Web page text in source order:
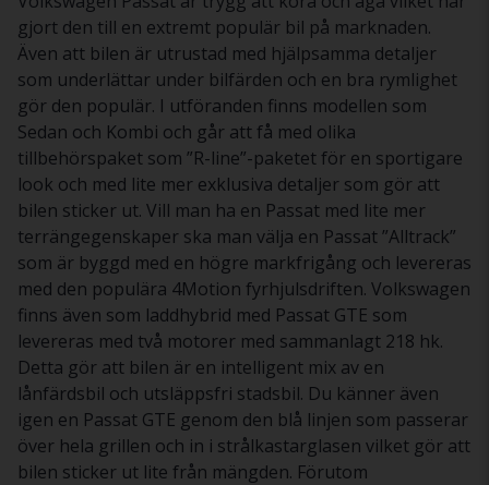
gjort den till en extremt populär bil på marknaden.
Även att bilen är utrustad med hjälpsamma detaljer
som underlättar under bilfärden och en bra rymlighet
gör den populär. I utföranden finns modellen som
Sedan och Kombi och går att få med olika
tillbehörspaket som ”R-line”-paketet för en sportigare
look och med lite mer exklusiva detaljer som gör att
bilen sticker ut. Vill man ha en Passat med lite mer
terrängegenskaper ska man välja en Passat ”Alltrack”
som är byggd med en högre markfrigång och levereras
med den populära 4Motion fyrhjulsdriften. Volkswagen
finns även som laddhybrid med Passat GTE som
levereras med två motorer med sammanlagt 218 hk.
Detta gör att bilen är en intelligent mix av en
lånfärdsbil och utsläppsfri stadsbil. Du känner även
igen en Passat GTE genom den blå linjen som passerar
över hela grillen och in i strålkastarglasen vilket gör att
bilen sticker ut lite från mängden. Förutom